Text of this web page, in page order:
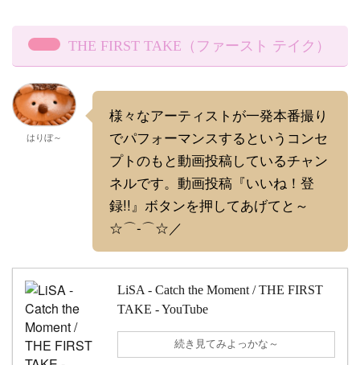
THE FIRST TAKE（ファースト テイク）
はりぼ～
様々なアーティストが一発本番撮り
でパフォーマンスするというコンセ
プトのもと動画投稿しているチャン
ネルです。動画投稿『いいね！登
録!!』ボタンを押してあげてと～
☆⌒-⌒☆／
LiSA - Catch the Moment / THE FIRST
TAKE - YouTube
続き見てみよっかな～